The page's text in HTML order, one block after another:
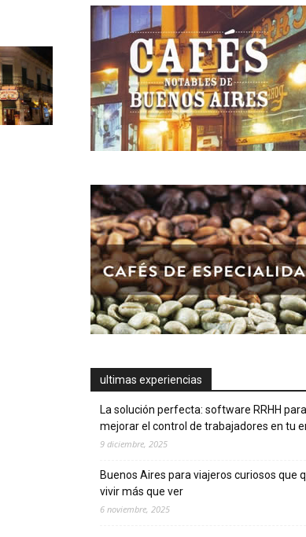
ultimas experiencias
La solución perfecta: software RRHH para
mejorar el control de trabajadores en tu
9 diciembre, 2025
Buenos Aires para viajeros curiosos que
vivir más que ver
6 noviembre, 2025